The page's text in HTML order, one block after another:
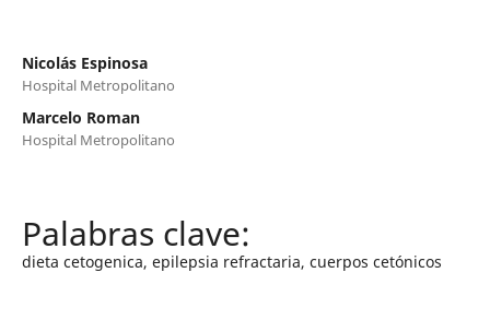
Nicolás Espinosa
Hospital Metropolitano
Marcelo Roman
Hospital Metropolitano
dieta cetogenica, epilepsia refractaria, cuerpos cetónicos